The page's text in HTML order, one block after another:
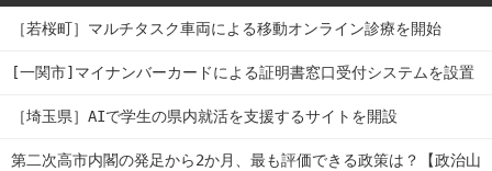
［若桜町］マルチタスク車両による移動オンライン診療を開始
[一関市]マイナンバーカードによる証明書窓口受付システムを設置
［埼玉県］AIで学生の県内就活を支援するサイトを開設
第二次高市内閣の発足から2か月、最も評価できる政策は？【政治山